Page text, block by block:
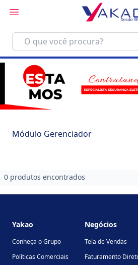
Módulo Gerenciador
0 produtos encontrados
Yakao
Conheça o Grupo
Políticas Comerciais
Negócios
Tela de Vendas
Faturamento